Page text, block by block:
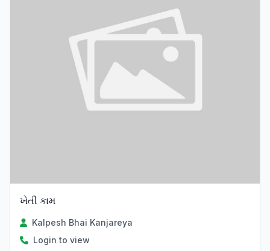
ખેતી કામ
Kalpesh Bhai Kanjareya
Login to view